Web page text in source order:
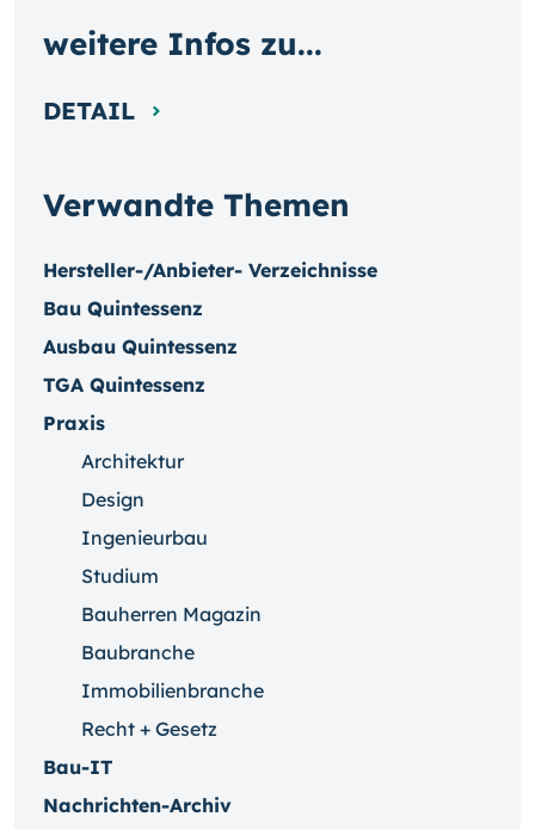
Verwandte Themen
Hersteller-/Anbieter- Verzeichnisse
Bau Quintessenz
Ausbau Quintessenz
TGA Quintessenz
Praxis
Architektur
Design
Ingenieurbau
Studium
Bauherren Magazin
Baubranche
Immobilienbranche
Recht + Gesetz
Bau-IT
Nachrichten-Archiv
weitere Infos zu...
DETAIL